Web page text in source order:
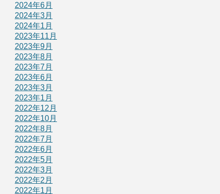
2024年6月
2024年3月
2024年1月
2023年11月
2023年9月
2023年8月
2023年7月
2023年6月
2023年3月
2023年1月
2022年12月
2022年10月
2022年8月
2022年7月
2022年6月
2022年5月
2022年3月
2022年2月
2022年1月